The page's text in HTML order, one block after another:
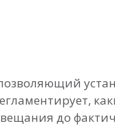
до